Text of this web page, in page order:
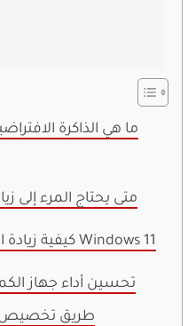
ما هي الذاكرة
متى يحتاج المرء إلى
كيفية زيادة الذاكرة الافتراضية في Windows 11
تحسين أداء جهاز
طريق تخصيص